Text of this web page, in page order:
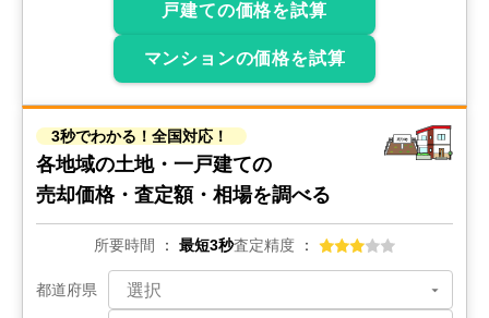
戸建ての価格を試算
マンションの価格を試算
3秒でわかる！全国対応！
各地域の土地・一戸建ての
売却価格・査定額・相場を調べる
所要時間 最短3秒査定精度
都道府県